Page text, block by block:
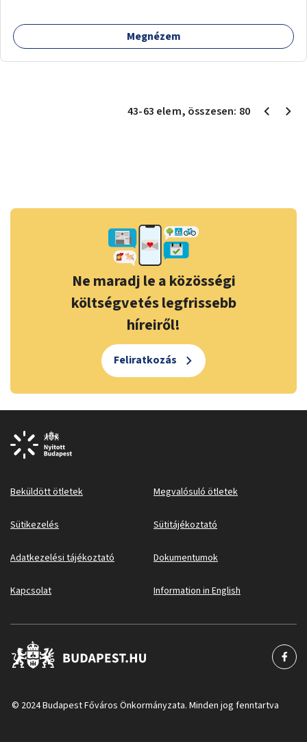
Megnézem
43-63 elem, összesen: 80
Ne maradj le a közösségi
költségvetés legfrissebb
híreiről!
Feliratkozás
Beküldött ötletek Megvalósuló ötletek
Sütikezelés Sütitájékoztató
Adatkezelési tájékoztató Dokumentumok
Kapcsolat Information in English
© 2024 Budapest Főváros Önkormányzata. Minden jog fenntartva